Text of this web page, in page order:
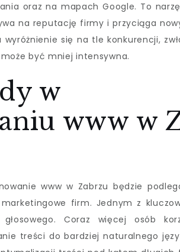
oraz na mapach Google. To
na reputację firmy i przyciąga
się na tle konkurencji,
być mniej intensywna.
w
www w
www w Zabrzu będzie
firm. Jednym z
głosowego. Coraz więcej osób
treści do bardziej naturalnego